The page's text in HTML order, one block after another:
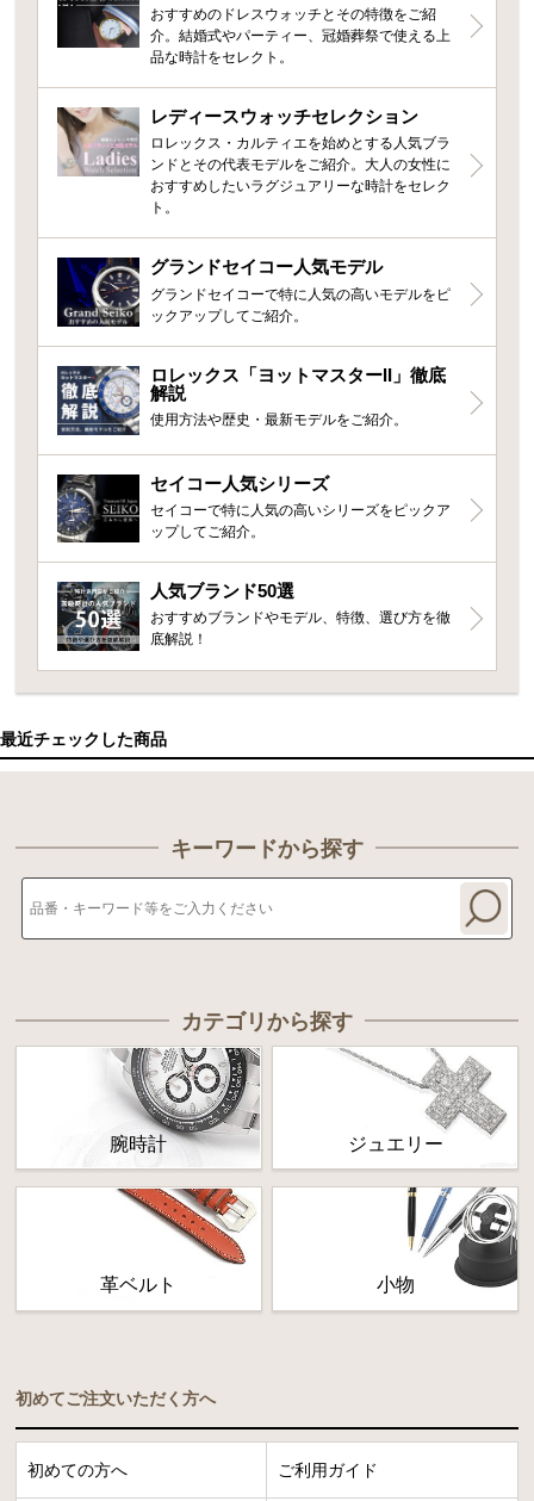
おすすめのドレスウォッチとその特徴をご紹
介。結婚式やパーティー、冠婚葬祭で使える上
品な時計をセレクト。
レディースウォッチセレクション
ロレックス・カルティエを始めとする人気ブラ
ンドとその代表モデルをご紹介。大人の女性に
おすすめしたいラグジュアリーな時計をセレク
ト。
グランドセイコー人気モデル
グランドセイコーで特に人気の高いモデルをピ
ックアップしてご紹介。
ロレックス「ヨットマスターII」徹底
解説
使用方法や歴史・最新モデルをご紹介。
セイコー人気シリーズ
セイコーで特に人気の高いシリーズをピックア
ップしてご紹介。
人気ブランド50選
おすすめブランドやモデル、特徴、選び方を徹
底解説！
最近チェックした商品
キーワードから探す
カテゴリから探す
腕時計 ジュエリー
革ベルト 小物
初めてご注文いただく方へ
初めての方へ ご利用ガイド